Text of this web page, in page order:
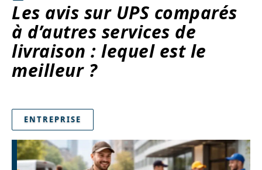
Les avis sur UPS comparés
à d’autres services de
livraison : lequel est le
meilleur ?
ENTREPRISE